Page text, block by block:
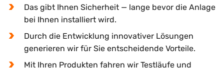
Das gibt Ihnen Sicherheit — lange bevor die Anlage
bei Ihnen installiert wird.
Durch die Entwicklung innovativer Lösungen
generieren wir für Sie entscheidende Vorteile.
Mit Ihren Produkten fahren wir Testläufe und